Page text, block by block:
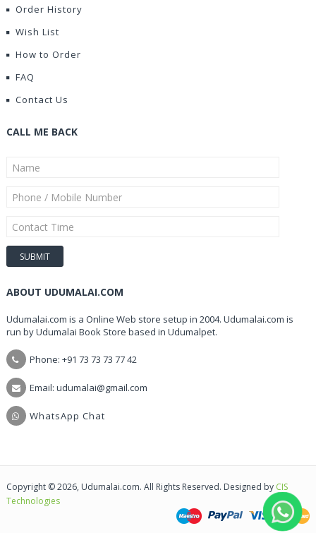
Order History
Wish List
How to Order
FAQ
Contact Us
CALL ME BACK
ABOUT UDUMALAI.COM
Udumalai.com is a Online Web store setup in 2004. Udumalai.com is
run by Udumalai Book Store based in Udumalpet.
Phone: +91 73 73 73 77 42
Email: udumalai@gmail.com
WhatsApp Chat
Copyright © 2026, Udumalai.com. All Rights Reserved. Designed by CIS
Technologies